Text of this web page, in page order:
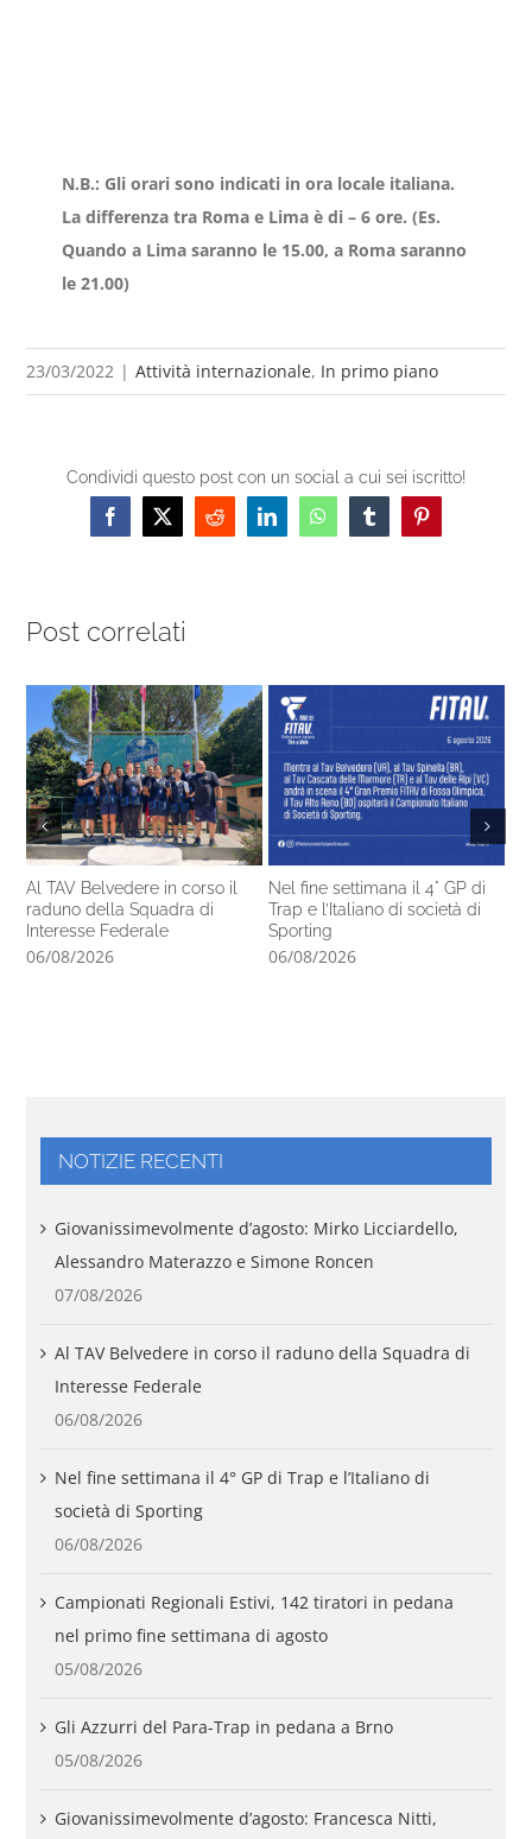
N.B.: Gli orari sono indicati in ora locale italiana.
La differenza tra Roma e Lima è di – 6 ore. (Es.
Quando a Lima saranno le 15.00, a Roma saranno
le 21.00)
23/03/2022 | Attività internazionale, In primo piano
Condividi questo post con un social a cui sei iscritto!
Facebook
X RedditLinkedInWhatsAppTumblrPinterest
Post correlati
Al TAV Belvedere in corso il
raduno della Squadra di
Interesse Federale
06/08/2026
Nel fine settimana il 4° GP di
Trap e l’Italiano di società di
Sporting
06/08/2026
NOTIZIE RECENTI
Giovanissimevolmente d’agosto: Mirko Licciardello,
Alessandro Materazzo e Simone Roncen
07/08/2026
Al TAV Belvedere in corso il raduno della Squadra di
Interesse Federale
06/08/2026
Nel fine settimana il 4° GP di Trap e l’Italiano di
società di Sporting
06/08/2026
Campionati Regionali Estivi, 142 tiratori in pedana
nel primo fine settimana di agosto
05/08/2026
Gli Azzurri del Para-Trap in pedana a Brno
05/08/2026
Giovanissimevolmente d’agosto: Francesca Nitti,